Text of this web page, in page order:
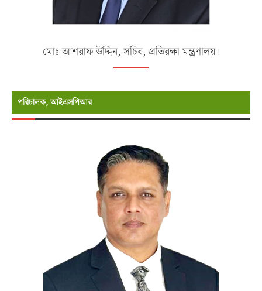
মোঃ আশরাফ উদ্দিন, সচিব, প্রতিরক্ষা মন্ত্রণালয়।
পরিচালক, আইএসপিআর